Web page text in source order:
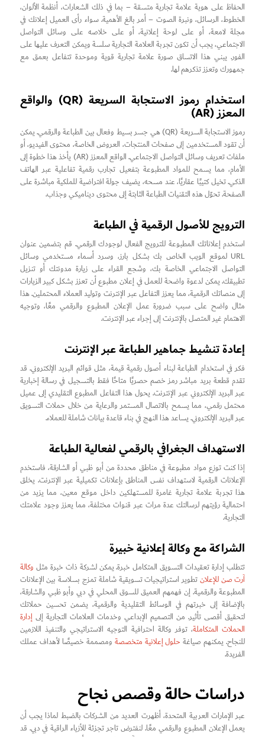
الحفاظ على هوية علامة تجارية متسقة – بما في ذلك الشعارات، أنظمة الألوان،
الخطوط، الرسائل، ونبرة الصوت – أمر بالغ الأهمية. سواء رأى العميل إعلانك في
مجلة لامعة، أو على لوحة إعلانية، أو على خلاصه على وسائل التواصل
الاجتماعي، يجب أن تكون تجربة العلامة التجارية سلسة ويمكن التعرف عليها على
الفور. يبني هذا الاتساق صورة علامة تجارية قوية وموحدة تتفاعل بعمق مع
جمهورك وتعزز تذكرهم لها.
استخدام رموز الاستجابة السريعة (QR) والواقع
المعزز (AR)
رموز الاستجابة السريعة (QR) هي جسر بسيط وفعال بين الطباعة والرقمي. يمكن
أن تقود المستخدمين إلى صفحات المنتجات، العروض الخاصة، محتوى الفيديو، أو
ملفات تعريف وسائل التواصل الاجتماعي. الواقع المعزز (AR) يأخذ هذا خطوة إلى
الأمام، مما يسمح للمواد المطبوعة بتفعيل تجارب رقمية تفاعلية عبر الهاتف
الذكي. تخيل كتيبًا عقاريًا، عند مسحه، يضيف جولة افتراضية للملكية مباشرة على
الصفحة. تحوّل هذه التقنيات الطباعة الثابتة إلى محتوى ديناميكي وجذاب.
الترويج للأصول الرقمية في الطباعة
استخدم إعلاناتك المطبوعة للترويج الفعال لوجودك الرقمي. قم بتضمين عنوان
URL لموقع الويب الخاص بك بشكل بارز، وسرد أسماء مستخدمي وسائل
التواصل الاجتماعي الخاصة بك، وشجع القراء على زيارة مدونتك أو تنزيل
تطبيقك. يمكن لدعوة واضحة للعمل في إعلان مطبوع أن تعزز بشكل كبير الزيارات
إلى منصاتك الرقمية، مما يعزز التفاعل عبر الإنترنت وتوليد العملاء المحتملين. هذا
مثال واضح على سبب ضرورة عمل الإعلان المطبوع والرقمي معًا، وتوجيه
الاهتمام غير المتصل بالإنترنت إلى إجراء عبر الإنترنت.
إعادة تنشيط جماهير الطباعة عبر الإنترنت
فكر في استخدام الطباعة لبناء أصول رقمية قيمة، مثل قوائم البريد الإلكتروني. قد
تقدم قطعة بريد مباشر رمز خصم حصريًا متاحًا فقط بالتسجيل في رسالة إخبارية
عبر البريد الإلكتروني عبر الإنترنت. يحول هذا التفاعل المطبوع التقليدي إلى عميل
محتمل رقمي، مما يسمح بالاتصال المستمر والرعاية من خلال حملات التسويق
عبر البريد الإلكتروني. يساعد هذا النهج في بناء قاعدة بيانات شاملة للعملاء.
الاستهداف الجغرافي بالرقمي لفعالية الطباعة
إذا كنت توزع مواد مطبوعة في مناطق محددة من أبو ظبي أو الشارقة، فاستخدم
الإعلانات الرقمية لاستهداف نفس المناطق بإعلانات تكميلية عبر الإنترنت. يخلق
هذا تجربة علامة تجارية غامرة للمستهلكين داخل موقع معين، مما يزيد من
احتمالية رؤيتهم لرسالتك عدة مرات عبر قنوات مختلفة، مما يعزز وجود علامتك
التجارية.
الشراكة مع وكالة إعلانية خبيرة
تتطلب إدارة تعقيدات التسويق المتكامل خبرة. يمكن لشركة ذات خبرة مثل وكالة
آرت صن للإعلانتطوير استراتيجيات تسويقية شاملة تمزج بسلاسة بين الإعلانات
المطبوعة والرقمية. إن فهمهم العميق للسوق المحلي في دبي وأبو ظبي والشارقة،
بالإضافة إلى خبرتهم في الوسائط التقليدية والرقمية، يضمن تحسين حملاتك
لتحقيق أقصى تأثير. من التصميم الإبداعي وخدمات العلامات التجارية إلىإدارة
الحملات المتكاملة، توفر وكالة احترافية التوجيه الاستراتيجي والتنفيذ اللازمين
للنجاح. يمكنهم صياغة حلول إعلانية متخصصة ومصممة خصيصًا لأهداف عملك
الفريدة.
دراسات حالة وقصص نجاح
عبر الإمارات العربية المتحدة، أظهرت العديد من الشركات بالضبط لماذا يجب أن
يعمل الإعلان المطبوع والرقمي معًا. لنفترض تاجر تجزئة للأزياء الراقية في دبي. قد